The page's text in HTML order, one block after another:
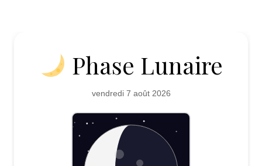
Phase Lunaire
vendredi 7 août 2026